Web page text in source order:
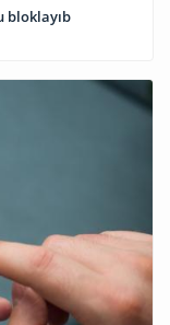
bloklayıb